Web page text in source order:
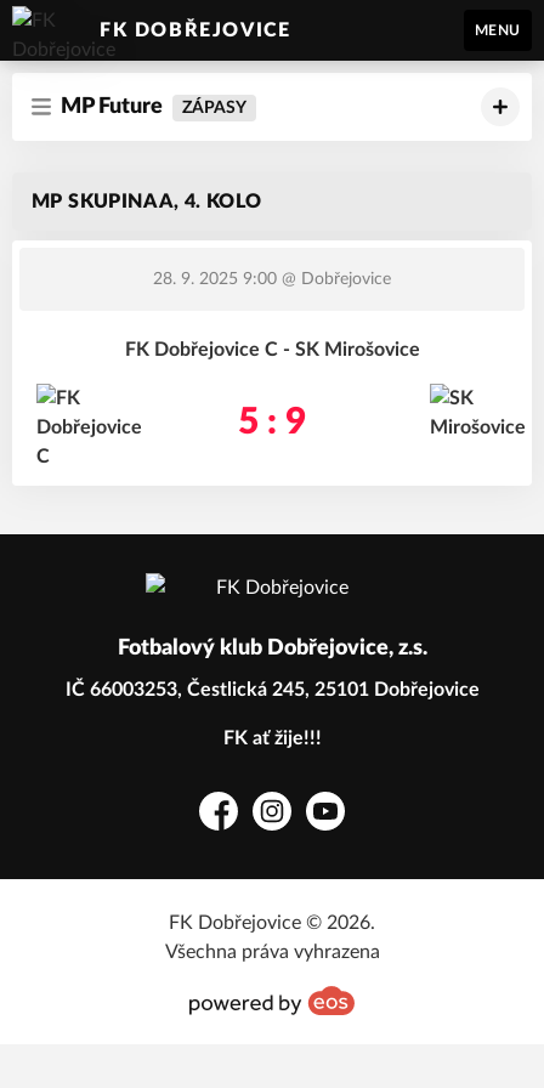
FK DOBŘEJOVICE MENU
MP Future ZÁPASY
MP SKUPINA A, 4. KOLO
28. 9. 2025 9:00 @ Dobřejovice
FK Dobřejovice C - SK Mirošovice
5 : 9
Fotbalový klub Dobřejovice, z.s.
IČ 66003253, Čestlická 245, 25101 Dobřejovice
FK ať žije!!!
FacebookInstagramYouTube
FK Dobřejovice © 2026.
Všechna práva vyhrazena